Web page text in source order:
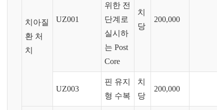
치아질
환 처
치
UZ001
위한 전
단계로
실시하
는 Post
Core
치
당
200,000
UZ003
핀 유지
형 수복
치
당
200,000